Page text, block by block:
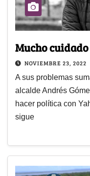
Mucho
NOVIEMBRE 23, 2022
A sus problemas
alcalde Andrés
hacer política con
sigue